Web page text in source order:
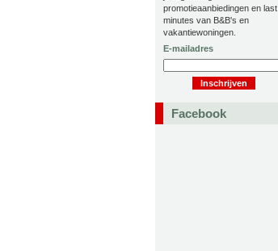
promotieaanbiedingen en last
minutes van B&B's en
vakantiewoningen.
E-mailadres
Facebook